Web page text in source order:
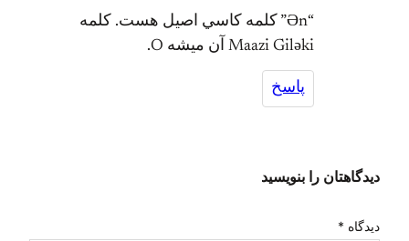
“Әn” كلمه كاسي اصيل هست. كلمه
Maazi Gilәki آن ميشه O.
پاسخ
دیدگاهتان را بنویسید
دیدگاه *